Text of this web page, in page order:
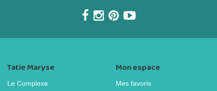
Tatie Maryse
Le Complexe
Mon espace
Mes favoris